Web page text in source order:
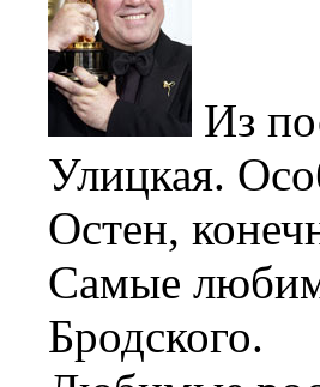
Из
Улицкая.
Остен,
Самые
Бродского.